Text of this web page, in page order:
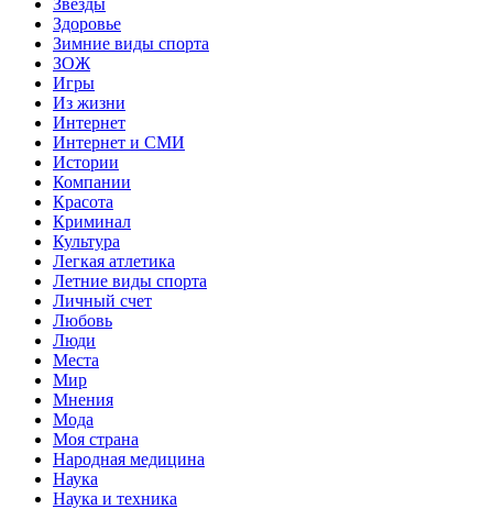
Звёзды
Здоровье
Зимние виды спорта
ЗОЖ
Игры
Из жизни
Интернет
Интернет и СМИ
Истории
Компании
Красота
Криминал
Культура
Легкая атлетика
Летние виды спорта
Личный счет
Любовь
Люди
Места
Мир
Мнения
Мода
Моя страна
Народная медицина
Наука
Наука и техника